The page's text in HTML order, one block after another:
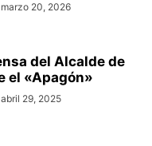
marzo 20, 2026
del Alcalde de
el «Apagón»
abril 29, 2025